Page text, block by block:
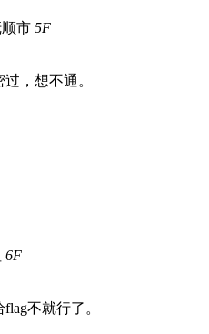
市 5F
，想不通。
6F
不就行了。